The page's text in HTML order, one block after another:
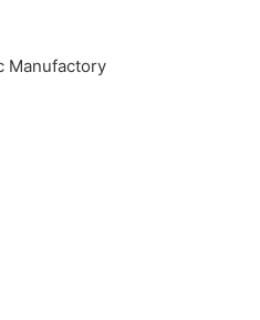
Manufactory